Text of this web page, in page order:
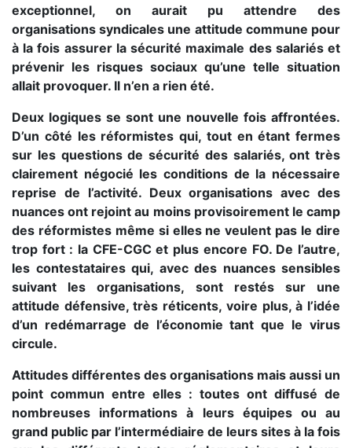
exceptionnel, on aurait pu attendre des
organisations syndicales une attitude commune pour
à la fois assurer la sécurité maximale des salariés et
prévenir les risques sociaux qu’une telle situation
allait provoquer. Il n’en a rien été.
Deux logiques se sont une nouvelle fois affrontées.
D’un côté les réformistes qui, tout en étant fermes
sur les questions de sécurité des salariés, ont très
clairement négocié les conditions de la nécessaire
reprise de l’activité. Deux organisations avec des
nuances ont rejoint au moins provisoirement le camp
des réformistes même si elles ne veulent pas le dire
trop fort : la CFE-CGC et plus encore FO. De l’autre,
les contestataires qui, avec des nuances sensibles
suivant les organisations, sont restés sur une
attitude défensive, très réticents, voire plus, à l’idée
d’un redémarrage de l’économie tant que le virus
circule.
Attitudes différentes des organisations mais aussi un
point commun entre elles : toutes ont diffusé de
nombreuses informations à leurs équipes ou au
grand public par l’intermédiaire de leurs sites à la fois